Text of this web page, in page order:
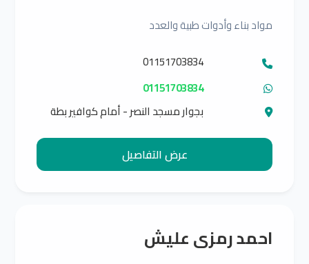
مواد بناء وأدوات طبية والعدد
01151703834
01151703834
بجوار مسجد النصر - أمام كوافير بطة
عرض التفاصيل
احمد رمزى عليش